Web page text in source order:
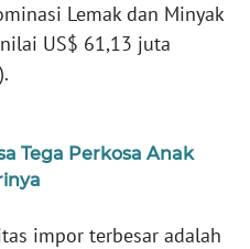
Lemak dan Minyak
US$ 61,13 juta
Tega Perkosa Anak
impor terbesar adalah